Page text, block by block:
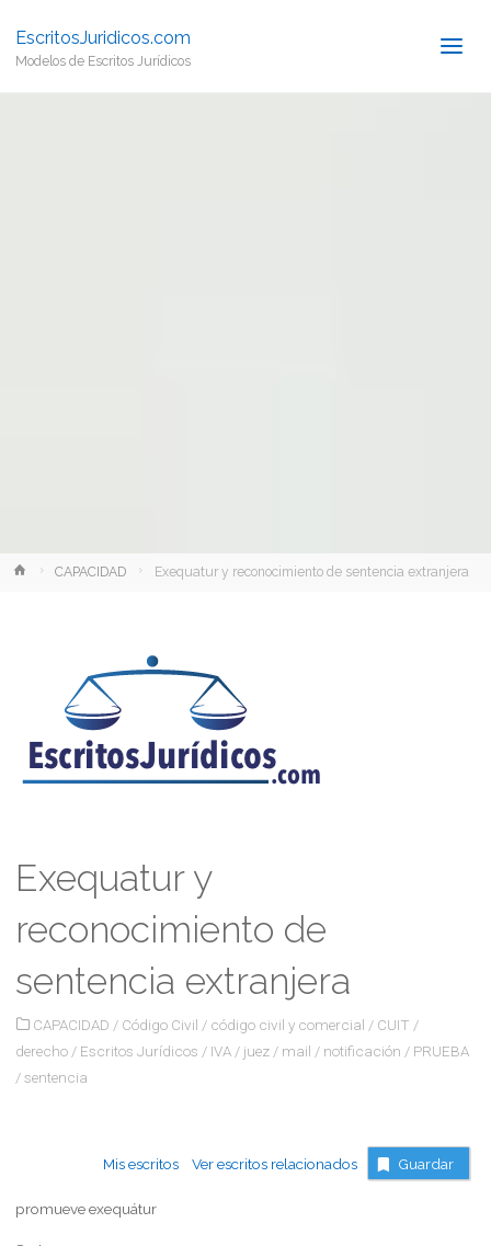
EscritosJuridicos.com
Modelos de Escritos Jurídicos
InicioCAPACIDAD Exequatur y reconocimiento de sentencia extranjera
Exequatur y
reconocimiento de
sentencia extranjera
CAPACIDAD / Código Civil / código civil y comercial / CUIT /
derecho / Escritos Jurídicos / IVA / juez / mail / notificación / PRUEBA
/ sentencia
Mis escritos Ver escritos relacionados Guardar
promueve exequátur